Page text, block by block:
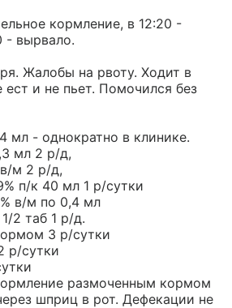
кормление, в 12:20 -
- вырвало.
Жалобы на рвоту. Ходит в
и не пьет. Помочился без
мл - однократно в клинике.
мл 2 р/д,
м 2 р/д,
п/к 40 мл 1 р/сутки
в/м по 0,4 мл
2 таб 1 р/д.
3 р/сутки
р/сутки
размоченным кормом
шприц в рот. Дефекации не